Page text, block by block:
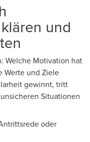
und
Welche Motivation hat
Werte und Ziele
gewinnt, tritt
Situationen
oder